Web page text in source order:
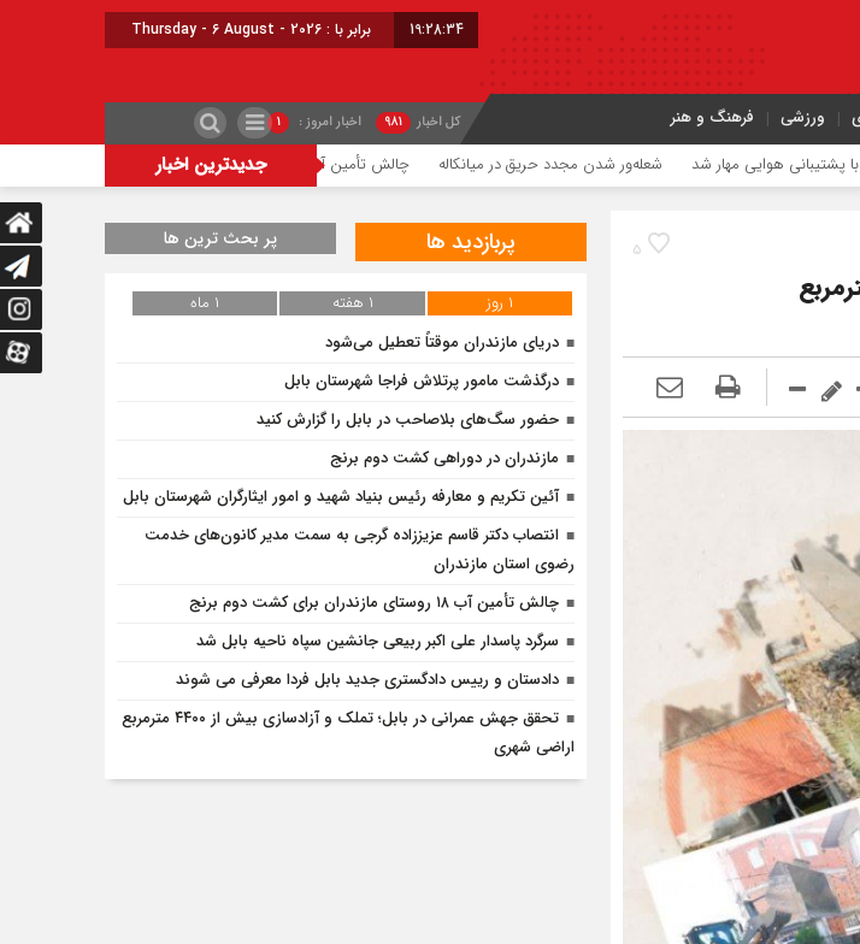
19:28:35 برابر با : Thursday - 6 August - 2026
ورزشی فرهنگ و هنر کل اخبار ۹۸۱ اخبار امروز : ۱
جدیدترین اخبار هوایی مهار شد شعله‌ور شدن مجدد حریق در میانکاله چالش تأمین آب ۱۸ روستای مازندران برای کشت دوم برنج
۵
بابل؛ تملک و آزادسازی بیش از ۴۴۰۰ مترمربع
پربازدید ها پر بحث ترین ها
۱ روز ۱ هفته
۱ ماه
دریای مازندران موقتاً تعطیل می‌شود
درگذشت مامور پرتلاش فراجا شهرستان بابل
حضور سگ‌های بلاصاحب در بابل را ‌گزارش کنید
مازندران در دوراهی کشت دوم برنج
آئین تکریم و معارفه رئیس بنیاد شهید و امور ایثارگران شهرستان بابل
انتصاب دکتر قاسم عزیززاده گرجی به سمت مدیر کانون‌های خدمت
رضوی استان مازندران
چالش تأمین آب ۱۸ روستای مازندران برای کشت دوم برنج
سرگرد پاسدار علی اکبر ربیعی جانشین سپاه ناحیه بابل شد
دادستان و رییس دادگستری جدید بابل فردا معرفی می شوند
تحقق جهش عمرانی در بابل؛ تملک و آزادسازی بیش از ۴۴۰۰ مترمربع
اراضی شهری